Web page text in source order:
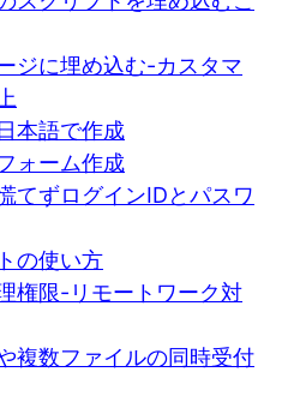
ジに埋め込む-カスタマ
本語で作成
ォーム作成
てずログインIDとパスワ
の使い方
権限-リモートワーク対
複数ファイルの同時受付